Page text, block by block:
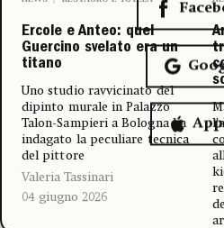
Ercole e Anteo: quel
Guercino svelato era un
titano
Uno studio ravvicinato del
dipinto murale in Palazzo
Talon-Sampieri a Bologna ha
indagato la peculiare tecnica
del pittore
Valeria Tassinari
04 giugno 2026